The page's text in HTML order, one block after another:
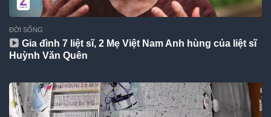
ĐỜI SỐNG
Gia đình 7 liệt sĩ, 2 Mẹ Việt Nam Anh hùng của liệt sĩ
Huỳnh Văn Quên